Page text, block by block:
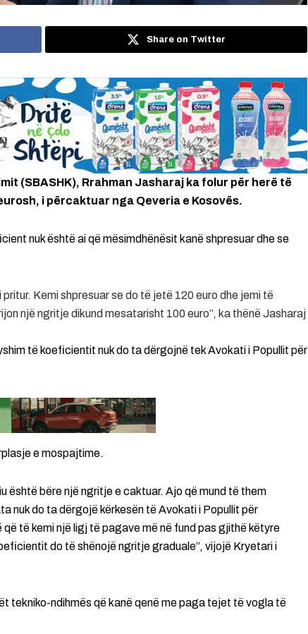
Share on Twitter
(SBASHK), Rrahman Jasharaj ka folur për herë të
i përcaktuar nga Qeveria e Kosovës.
nuk është ai që mësimdhënësit kanë shpresuar dhe se
Kemi shpresuar se do të jetë 120 euro dhe jemi të
një ngritje dikund mesatarisht 100 euro”, ka thënë Jasharaj
të koeficientit nuk do ta dërgojnë tek Avokati i Popullit për
e mospajtime.
është bëre një ngritje e caktuar. Ajo që mund të them
nuk do ta dërgojë kërkesën të Avokati i Popullit për
të kemi një ligj të pagave më në fund pas gjithë këtyre
do të shënojë ngritje graduale”, vijojë Kryetari i
tekniko-ndihmës që kanë qenë me paga tejet të vogla të